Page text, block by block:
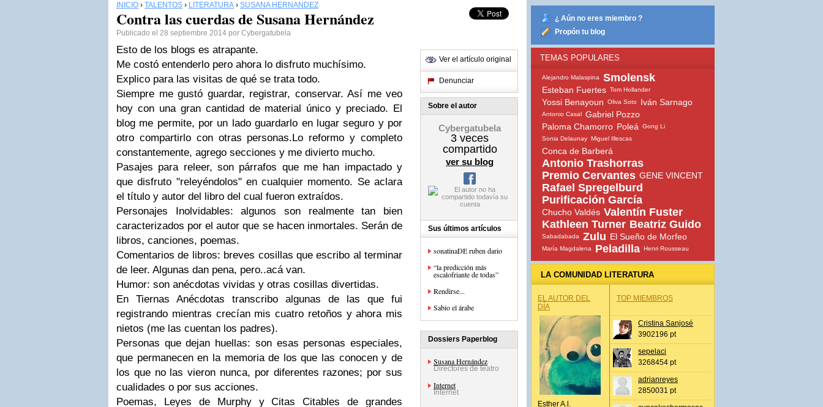
INICIO › TALENTOS › LITERATURA › SUSANA HERNÁNDEZ
Contra las cuerdas de Susana Hernández
Publicado el 28 septiembre 2014 por Cybergatubela
Esto de los blogs es atrapante.
Me costó entenderlo pero ahora lo disfruto muchísimo.
Explico para las visitas de qué se trata todo.
Siempre me gustó guardar, registrar, conservar. Así me veo
hoy con una gran cantidad de material único y preciado. El
blog me permite, por un lado guardarlo en lugar seguro y por
otro compartirlo con otras personas.Lo reformo y completo
constantemente, agrego secciones y me divierto mucho.
Pasajes para releer, son párrafos que me han impactado y
que disfruto "releyéndolos" en cualquier momento. Se aclara
el título y autor del libro del cual fueron extraídos.
Personajes Inolvidables: algunos son realmente tan bien
caracterizados por el autor que se hacen inmortales. Serán de
libros, canciones, poemas.
Comentarios de libros: breves cosillas que escribo al terminar
de leer. Algunas dan pena, pero..acá van.
Humor: son anécdotas vividas y otras cosillas divertidas.
En Tiernas Anécdotas transcribo algunas de las que fui
registrando mientras crecían mis cuatro retoños y ahora mis
nietos (me las cuentan los padres).
Personas que dejan huellas: son esas personas especiales,
que permanecen en la memoria de los que las conocen y de
los que no las vieron nunca, por diferentes razones; por sus
cualidades o por sus acciones.
Poemas, Leyes de Murphy y Citas Citables de grandes
Ver el artículo original
Denunciar
Sobre el autor
Cybergatubela
3 veces
compartido
ver su blog
Sus últimos artículos
sonatinaDE ruben dario
“la predicción más
escalofriante de todas”
Rendirse...
Sabio el árabe
Dossiers Paperblog
Susana Hernández
Directores de teatro
Internet
Internet
¿ Aún no eres miembro ?
Propón tu blog
TEMAS POPULARES
Alejandro Malaspina Smolensk
Esteban Fuertes Tom Hollander
Yossi Benayoun Oliva Soto Iván Sarnago
Antonio Casal Gabriel Pozzo
Paloma Chamorro Poleá
Gong Li
Sonia Delaunay Miguel Illescas
Conca de Barberá
Antonio Trashorras
Premio Cervantes GENE VINCENT
Rafael Spregelburd
Purificación García
Chucho Valdés Valentín Fuster
Kathleen Turner Beatriz Guido
Sabadabada Zulu El Sueño de Morfeo
María Magdalena Peladilla Henri Rousseau
LA COMUNIDAD LITERATURA
EL AUTOR DEL
DÍA
Esther A.l.
TOP MIEMBROS
Cristina Sanjosé
3902196 pt
sepelaci
3268454 pt
adrianreyes
2850031 pt